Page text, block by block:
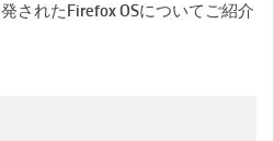
されたFirefox OSについてご紹介